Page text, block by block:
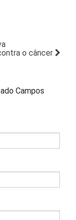
o câncer
Campos